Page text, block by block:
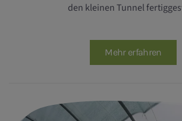
den kleinen Tunnel
Mehr erfahren